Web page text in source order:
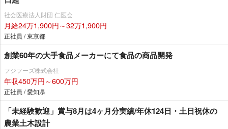
社会医療法人財団 仁医会
月給24万1,900円～32万1,900円
正社員 / 東京都
創業60年の大手食品メーカーにて食品の商品開発
フジフーズ株式会社
年収450万円～600万円
正社員 / 愛知県
「未経験歓迎」賞与8月は4ヶ月分実績/年休124日・土日祝休の
農業土木設計